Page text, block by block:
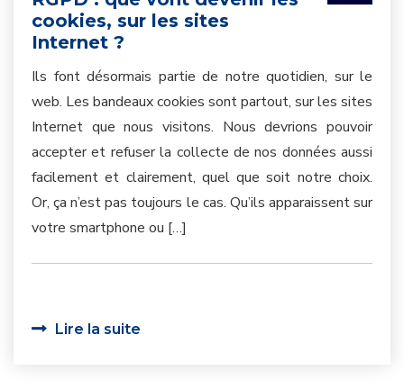
cookies, sur les sites
Internet ?
Ils font désormais partie de notre quotidien, sur le
web. Les bandeaux cookies sont partout, sur les sites
Internet que nous visitons. Nous devrions pouvoir
accepter et refuser la collecte de nos données aussi
facilement et clairement, quel que soit notre choix.
Or, ça n’est pas toujours le cas. Qu’ils apparaissent sur
votre smartphone ou […]
Lire la suite